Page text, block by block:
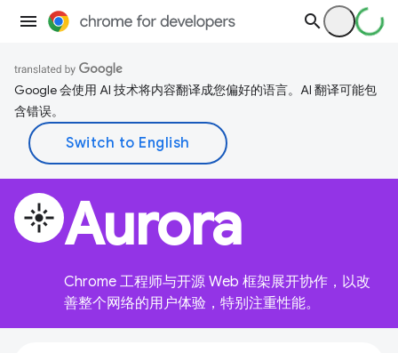
Google 会使用 AI 技术将内容翻译成您偏好的语言。AI 翻译可能包
含错误。
flare Aurora
Chrome 工程师与开源 Web 框架展开协作，以改
善整个网络的用户体验，特别注重性能。